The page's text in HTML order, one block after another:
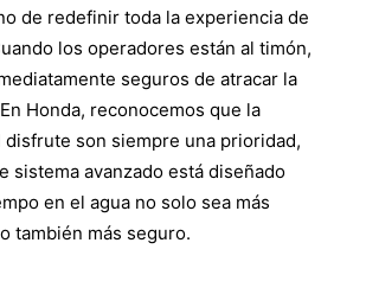
de redefinir toda la experiencia de
los operadores están al timón,
seguros de atracar la
Honda, reconocemos que la
disfrute son siempre una prioridad,
sistema avanzado está diseñado
en el agua no solo sea más
también más seguro.